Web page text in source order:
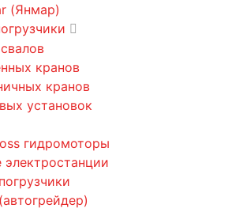
(Янмар)
кранов
кранов
установок
гидромоторы